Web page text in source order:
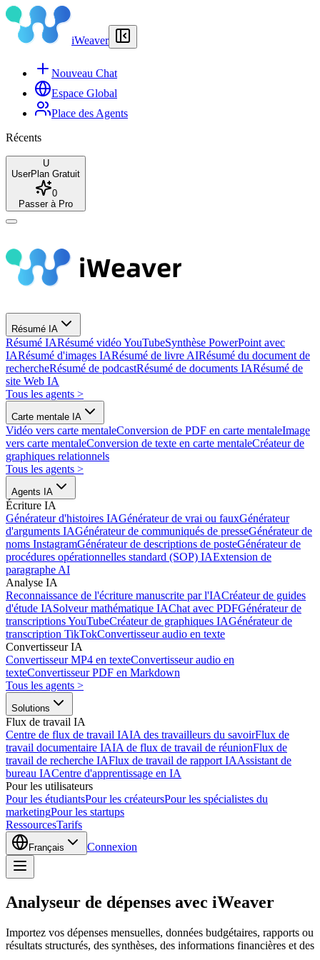
iWeaver
Nouveau Chat
Espace Global
Place des Agents
Récents
U
UserPlan Gratuit
0
Passer à Pro
Résumé IA
Résumé IARésumé vidéo YouTubeSynthèse PowerPoint avec
IARésumé d'images IARésumé de livre AIRésumé du document de
rechercheRésumé de podcastRésumé de documents IARésumé de
site Web IA
Tous les agents >
Carte mentale IA
Vidéo vers carte mentaleConversion de PDF en carte mentaleImage
vers carte mentaleConversion de texte en carte mentaleCréateur de
graphiques relationnels
Tous les agents >
Agents IA
Écriture IA
Générateur d'histoires IAGénérateur de vrai ou fauxGénérateur
d'arguments IAGénérateur de communiqués de presseGénérateur de
noms InstagramGénérateur de descriptions de posteGénérateur de
procédures opérationnelles standard (SOP) IAExtension de
paragraphe AI
Analyse IA
Reconnaissance de l'écriture manuscrite par l'IACréateur de guides
d'étude IASolveur mathématique IAChat avec PDFGénérateur de
transcriptions YouTubeCréateur de graphiques IAGénérateur de
transcription TikTokConvertisseur audio en texte
Convertisseur IA
Convertisseur MP4 en texteConvertisseur audio en
texteConvertisseur PDF en Markdown
Tous les agents >
Solutions
Flux de travail IA
Centre de flux de travail IAIA des travailleurs du savoirFlux de
travail documentaire IAIA de flux de travail de réunionFlux de
travail de recherche IAFlux de travail de rapport IAAssistant de
bureau IACentre d'apprentissage en IA
Pour les utilisateurs
Pour les étudiantsPour les créateursPour les spécialistes du
marketingPour les startups
RessourcesTarifs
Français Connexion
Analyseur de dépenses avec iWeaver
Importez vos dépenses mensuelles, données budgétaires, rapports
résultats structurés, des synthèses, des informations financières et